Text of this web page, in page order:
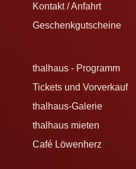
Kontakt / Anfahrt
Geschenkgutscheine
thalhaus - Programm
Tickets und Vorverkauf
thalhaus-Galerie
thalhaus mieten
Café Löwenherz